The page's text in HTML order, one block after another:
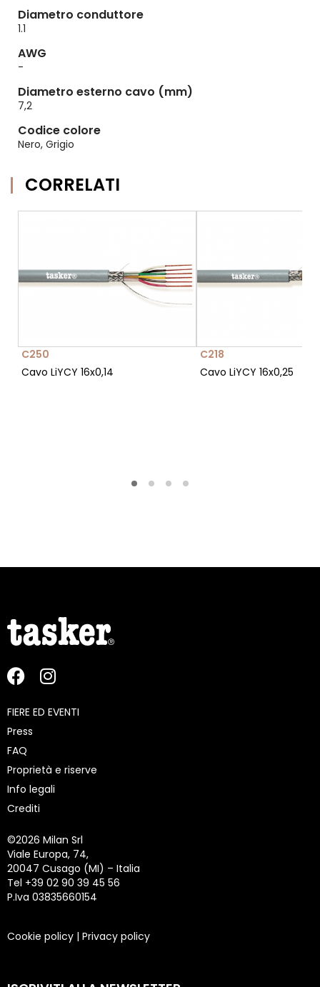
Diametro conduttore
1.1
AWG
-
Diametro esterno cavo (mm)
7,2
Codice colore
Nero, Grigio
CORRELATI
C250
Cavo LiYCY 16x0,14
C218
Cavo LiYCY 16x0,25
FIERE ED EVENTI
Press
FAQ
Proprietà e riserve
Info legali
Crediti
©2026 Milan Srl
Viale Europa, 74,
20047 Cusago (MI) – Italia
Tel +39 02 90 39 45 56
P.Iva 03835660154
Cookie policy | Privacy policy